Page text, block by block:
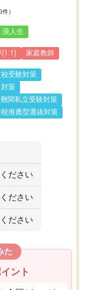
件）
浪人生
(1:1) 家庭教師
受験対策
策
難関私立受験対策
推薦型選抜対策
ださい
ださい
ださい
た
ント